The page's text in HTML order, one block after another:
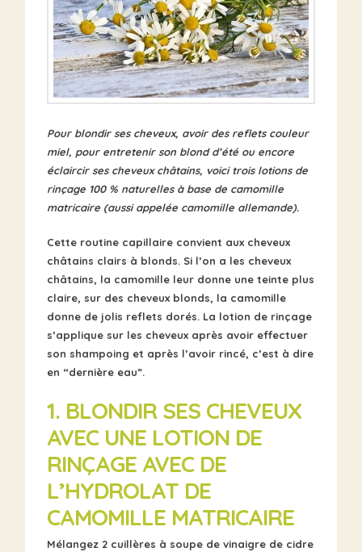
Pour blondir ses cheveux, avoir des reflets couleur
miel, pour entretenir son blond d’été ou encore
éclaircir ses cheveux châtains, voici trois lotions de
rinçage 100 % naturelles à base de camomille
matricaire (aussi appelée camomille allemande).
Cette routine capillaire convient aux cheveux
châtains clairs à blonds. Si l’on a les cheveux
châtains, la camomille leur donne une teinte plus
claire, sur des cheveux blonds, la camomille
donne de jolis reflets dorés. La lotion de rinçage
s’applique sur les cheveux après avoir effectuer
son shampoing et après l’avoir rincé, c’est à dire
en “dernière eau”.
1. BLONDIR SES CHEVEUX
AVEC UNE LOTION DE
RINÇAGE AVEC DE
L’HYDROLAT DE
CAMOMILLE MATRICAIRE
Mélangez 2 cuillères à soupe de vinaigre de cidre